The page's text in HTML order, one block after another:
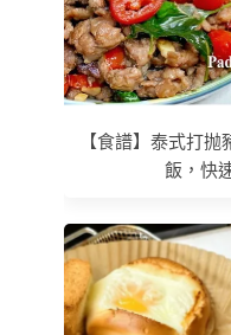
【食譜】泰式打
飯，快